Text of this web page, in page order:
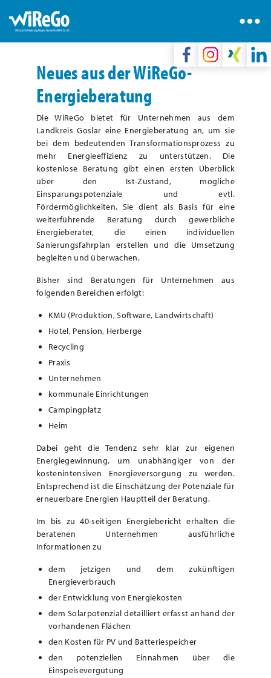
Neues aus der WiReGo-
Energieberatung
Die WiReGo bietet für Unternehmen aus dem
Landkreis Goslar eine Energieberatung an, um sie
bei dem bedeutenden Transformationsprozess zu
mehr Energieeffizienz zu unterstützen. Die
kostenlose Beratung gibt einen ersten Überblick
über den Ist-Zustand, mögliche
Einsparungspotenziale und evtl.
Fördermöglichkeiten. Sie dient als Basis für eine
weiterführende Beratung durch gewerbliche
Energieberater, die einen individuellen
Sanierungsfahrplan erstellen und die Umsetzung
begleiten und überwachen.
Bisher sind Beratungen für Unternehmen aus
folgenden Bereichen erfolgt:
KMU (Produktion, Software, Landwirtschaft)
Hotel, Pension, Herberge
Recycling
Praxis
Unternehmen
kommunale Einrichtungen
Campingplatz
Heim
Dabei geht die Tendenz sehr klar zur eigenen
Energiegewinnung, um unabhängiger von der
kostenintensiven Energieversorgung zu werden.
Entsprechend ist die Einschätzung der Potenziale für
erneuerbare Energien Hauptteil der Beratung.
Im bis zu 40-seitigen Energiebericht erhalten die
beratenen Unternehmen ausführliche
Informationen zu
dem jetzigen und dem zukünftigen
Energieverbrauch
der Entwicklung von Energiekosten
dem Solarpotenzial detailliert erfasst anhand der
vorhandenen Flächen
den Kosten für PV und Batteriespeicher
den potenziellen Einnahmen über die
Einspeisevergütung